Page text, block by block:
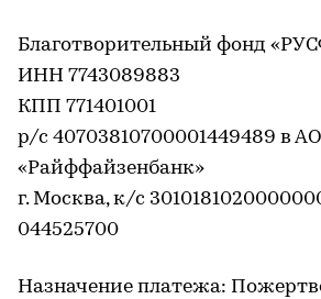
Благотворительный фонд
ИНН 7743089883
КПП 771401001
р/с 40703810700001449489 в АО
«Райффайзенбанк»
г. Москва, к/с
044525700
Назначение платежа: